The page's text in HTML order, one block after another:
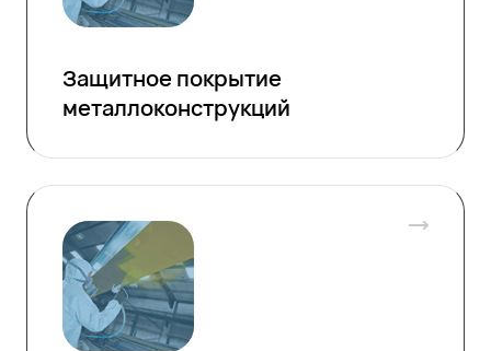
Защитное покрытие
металлоконструкций